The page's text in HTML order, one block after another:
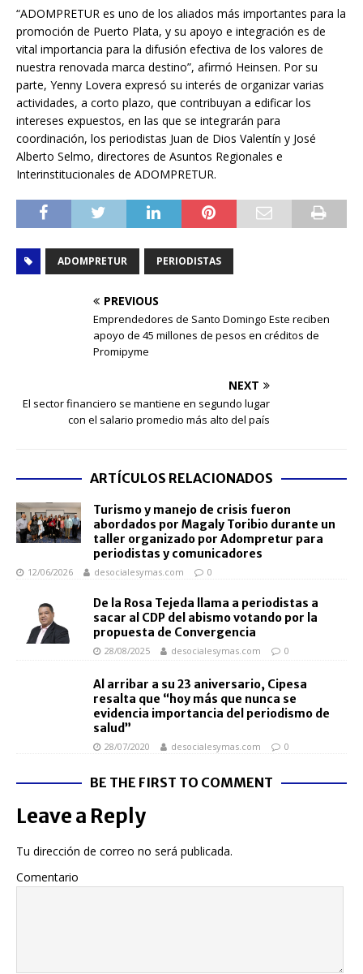
“ADOMPRETUR es uno de los aliados más importantes para la
promoción de Puerto Plata, y su apoyo e integración es de
vital importancia para la difusión efectiva de los valores de
nuestra renovada marca destino”, afirmó Heinsen. Por su
parte, Yenny Lovera expresó su interés de organizar varias
actividades, a corto plazo, que contribuyan a edificar los
intereses expuestos, en las que se integrarán para
coordinación, los periodistas Juan de Dios Valentín y José
Alberto Selmo, directores de Asuntos Regionales e
Interinstitucionales de ADOMPRETUR.
ADOMPRETUR PERIODISTAS
PREVIOUS
Emprendedores de Santo Domingo Este reciben
apoyo de 45 millones de pesos en créditos de
Promipyme
NEXT
El sector financiero se mantiene en segundo lugar
con el salario promedio más alto del país
ARTÍCULOS RELACIONADOS
Turismo y manejo de crisis fueron
abordados por Magaly Toribio durante un
taller organizado por Adompretur para
periodistas y comunicadores
12/06/2026 desocialesymas.com 0
De la Rosa Tejeda llama a periodistas a
sacar al CDP del abismo votando por la
propuesta de Convergencia
28/08/2025 desocialesymas.com 0
Al arribar a su 23 aniversario, Cipesa
resalta que “hoy más que nunca se
evidencia importancia del periodismo de
salud”
28/07/2020 desocialesymas.com 0
BE THE FIRST TO COMMENT
Leave a Reply
Tu dirección de correo no será publicada.
Comentario